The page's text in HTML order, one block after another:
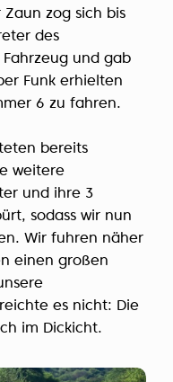
zog sich bis
des
und gab
Funk erhielten
6 zu fahren.
bereits
weitere
und ihre 3
sodass wir nun
Wir fuhren näher
einen großen
es nicht: Die
im Dickicht.